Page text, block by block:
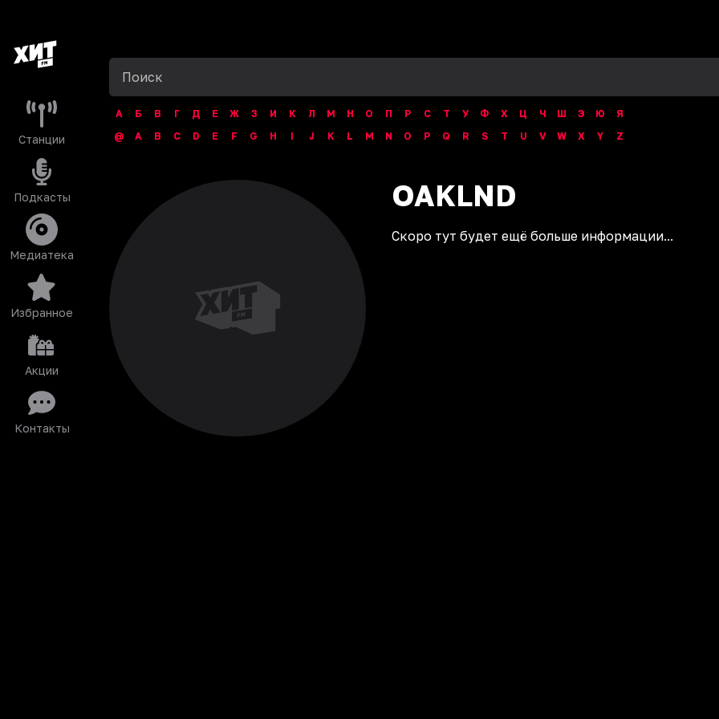
Станции
Подкасты
Медиатека
Избранное
Акции
Контакты
А Б В Г Д Е Ж З И К Л М Н О П Р С Т У Ф Х Ц Ч Ш Э Ю
Я
@
A B C D E F G H I J K L M N O P Q R S T U V W X Y Z
OAKLND
Скоро тут будет ещё больше информации...